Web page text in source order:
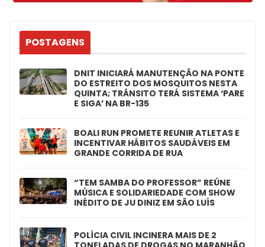
POSTAGENS
DNIT INICIARÁ MANUTENÇÃO NA PONTE
DO ESTREITO DOS MOSQUITOS NESTA
QUINTA; TRÂNSITO TERÁ SISTEMA ‘PARE
E SIGA’ NA BR-135
BOALI RUN PROMETE REUNIR ATLETAS E
INCENTIVAR HÁBITOS SAUDÁVEIS EM
GRANDE CORRIDA DE RUA
“TEM SAMBA DO PROFESSOR” REÚNE
MÚSICA E SOLIDARIEDADE COM SHOW
INÉDITO DE JU DINIZ EM SÃO LUÍS
POLÍCIA CIVIL INCINERA MAIS DE 2